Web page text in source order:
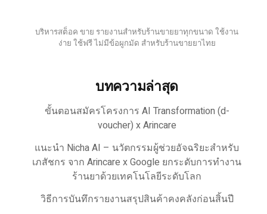
บริหารสต็อค ขาย รายงานสำหรับร้านขายยาทุกขนาด ใช้งาน
ง่าย ใช้ฟรี ไม่มีข้อผูกมัด สำหรับร้านขายยาไทย
บทความล่าสุด
ขั้นตอนสมัครโครงการ AI Transformation (d-
voucher) x Arincare
แนะนำ Nicha AI – นวัตกรรมผู้ช่วยอัจฉริยะสำหรับ
เภสัชกร จาก Arincare x Google ยกระดับการทำงาน
ร้านยาด้วยเทคโนโลยีระดับโลก
วิธีการบันทึกรายงานสรุปสินค้าคงคลังก่อนสิ้นปี